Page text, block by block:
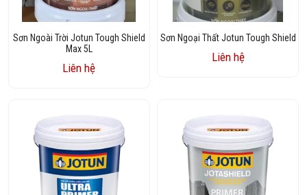
Sơn Ngoài Trời Jotun Tough Shield
Max 5L
Liên hệ
Sơn Ngoại Thất Jotun Tough Shield
Liên hệ